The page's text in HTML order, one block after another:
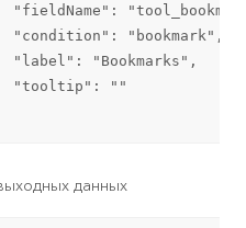
"fieldName":
"condition": "bookmark",
"label": "Bookmarks",
"tooltip": ""
данных